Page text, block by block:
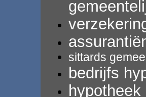
sittards
bedrijfs